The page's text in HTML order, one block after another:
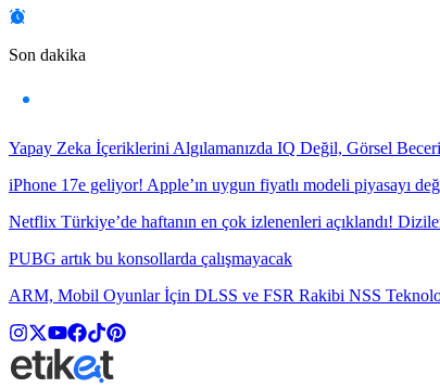
Son dakika
Yapay Zeka İçeriklerini Algılamanızda IQ Değil, Görsel
iPhone 17e geliyor! Apple’ın uygun fiyatlı modeli piyasayı
Netflix Türkiye’de haftanın en çok izlenenleri açıklandı!
PUBG artık bu konsollarda çalışmayacak
ARM, Mobil Oyunlar İçin DLSS ve FSR Rakibi NSS